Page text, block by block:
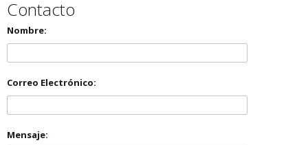
Contacto
Nombre:
Correo Electrónico:
Mensaje: